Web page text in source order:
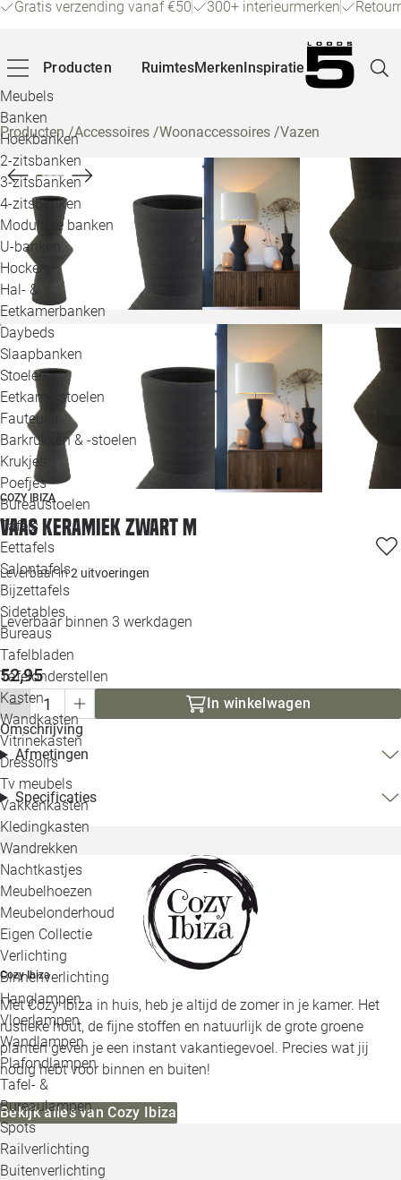
Gratis verzending vanaf €50 300+ interieurmerken
Producten
Meubels
Banken
Hoekbanken
2-zitsbanken
3-zitsbanken
4-zitsbanken
Modulaire banken
U-banken
Hockers
Hal- &
Eetkamerbanken
Daybeds
Slaapbanken
Stoelen
Eetkamerstoelen
Fauteuils
Barkrukken & -stoelen
Krukjes
Poefjes
Bureaustoelen
Tafels
Eettafels
Salontafels
Bijzettafels
Sidetables
Bureaus
Tafelbladen
Tafelonderstellen
Kasten
Wandkasten
Vitrinekasten
Dressoirs
Tv meubels
Vakkenkasten
Kledingkasten
Wandrekken
Nachtkastjes
Meubelhoezen
Meubelonderhoud
Eigen Collectie
Verlichting
Binnenverlichting
Hanglampen
Vloerlampen
Wandlampen
Plafondlampen
Tafel- &
Bureaulampen
Spots
Railverlichting
Buitenverlichting
RuimtesMerkenInspiratie
Producten/Accessoires /Woonaccessoires /Vazen
COZY IBIZA
Vaas keramiek zwart M
Leverbaar in2 uitvoeringen
Leverbaar binnen 3 werkdagen
52,95
In winkelwagen
Omschrijving
Afmetingen
Specificaties
Cozy Ibiza
Met Cozy Ibiza in huis, heb je altijd de zomer in je kamer. Het
rustieke hout, de fijne stoffen en natuurlijk de grote groene
planten geven je een instant vakantiegevoel. Precies wat jij
nodig hebt voor binnen en buiten!
Bekijk alles van Cozy Ibiza